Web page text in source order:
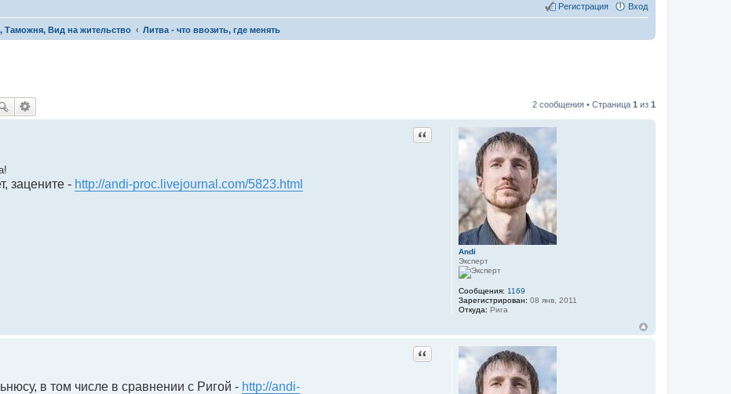
Вход
Регистрация
Вид на жительство Литва - что ввозить, где менять
2 сообщения • Страница 1 из 1
Andi
Эксперт
Сообщения: 1169
Зарегистрирован: 08 янв, 2011
Откуда: Рига
Цитата
зацените - http://andi-proc.livejournal.com/5823.html
Цитата
в том числе в сравнении с Ригой - http://andi-